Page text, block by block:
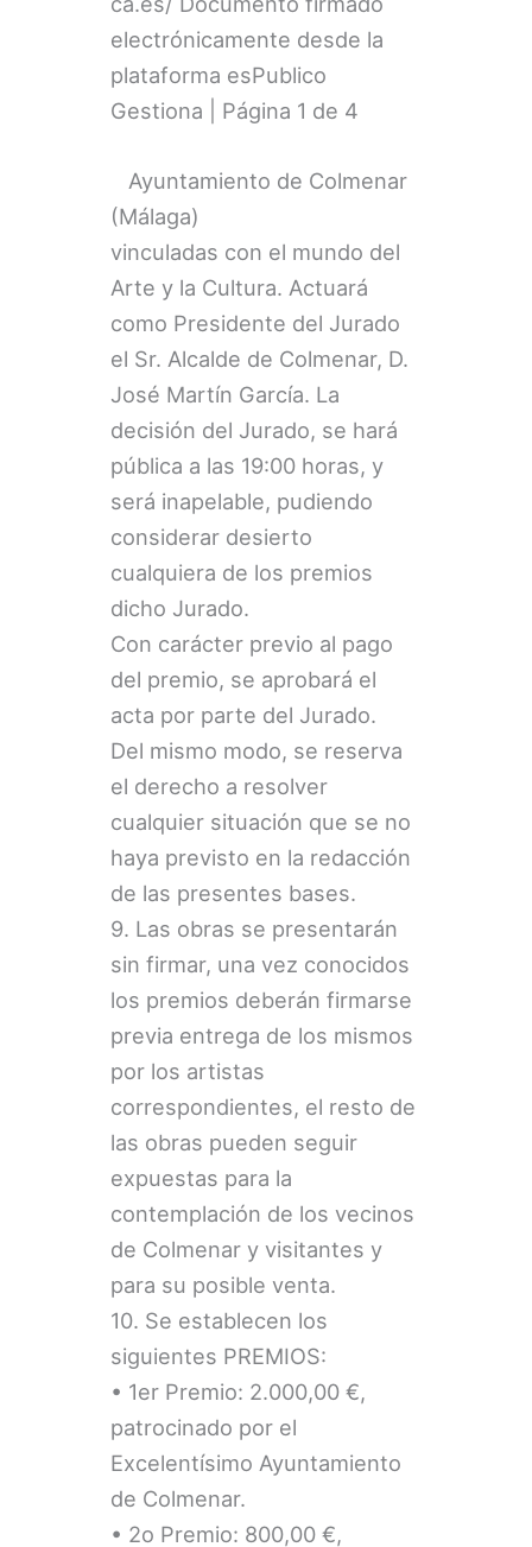
electrónicamente desde la
plataforma esPublico
Gestiona | Página 1 de 4
Ayuntamiento de Colmenar
(Málaga)
vinculadas con el mundo del
Arte y la Cultura. Actuará
como Presidente del Jurado
el Sr. Alcalde de Colmenar, D.
José Martín García. La
decisión del Jurado, se hará
pública a las 19:00 horas, y
será inapelable, pudiendo
considerar desierto
cualquiera de los premios
dicho Jurado.
Con carácter previo al pago
del premio, se aprobará el
acta por parte del Jurado.
Del mismo modo, se reserva
el derecho a resolver
cualquier situación que se no
haya previsto en la redacción
de las presentes bases.
9. Las obras se presentarán
sin firmar, una vez conocidos
los premios deberán firmarse
previa entrega de los mismos
por los artistas
correspondientes, el resto de
las obras pueden seguir
expuestas para la
contemplación de los vecinos
de Colmenar y visitantes y
para su posible venta.
10. Se establecen los
siguientes PREMIOS:
• 1er Premio: 2.000,00 €,
patrocinado por el
Excelentísimo Ayuntamiento
de Colmenar.
• 2o Premio: 800,00 €,